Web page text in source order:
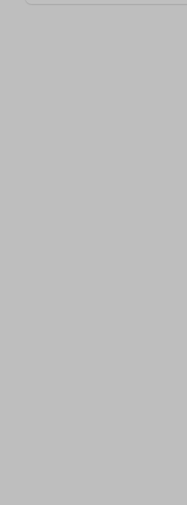
Parkplatz neben der